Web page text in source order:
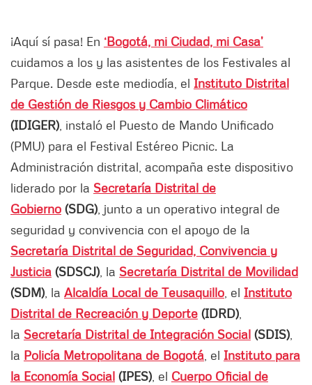
¡Aquí sí pasa! En ‘Bogotá, mi Ciudad, mi Casa’
cuidamos a los y las asistentes de los Festivales al
Parque. Desde este mediodía, el Instituto Distrital
de Gestión de Riesgos y Cambio Climático
(IDIGER) , instaló el Puesto de Mando Unificado
(PMU) para el Festival Estéreo Picnic. La
Administración distrital, acompaña este dispositivo
liderado por la Secretaría Distrital de
Gobierno (SDG) , junto a un operativo integral de
seguridad y convivencia con el apoyo de la
Secretaría Distrital de Seguridad, Convivencia y
Justicia (SDSCJ) , la Secretaría Distrital de Movilidad
(SDM) , la Alcaldía Local de Teusaquillo , el Instituto
Distrital de Recreación y Deporte (IDRD)
la Secretaría Distrital de Integración Social (SDIS)
la Policía Metropolitana de Bogotá , el Instituto para
la Economía Social (IPES) , el Cuerpo Oficial de